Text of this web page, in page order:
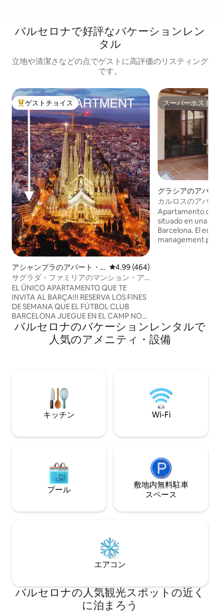
バルセロナで好評なバケーションレン
タル
立地や清潔さなどの点でゲストに高評価のリスティング
です。
大好評のゲストチョイスです。
ゲストチョイス
アシャンプラのアパート・
マンション
レビュー464件、5つ星中4.99つ
4.99 (464)
サグラダ・ファミリアのマンション・ア
パート 「コーナーフラット」、サ...
EL ÚNICO APARTAMENTO QUE TE
INVITA AL BARÇA!!! RESERVA LOS FINES
DE SEMANA QUE EL FÚTBOL CLUB
BARCELONA JUEGUE EN EL CAMP NOU
Y TE INVITAMOS AL PARTIDO DEL
"CAMPEONATO NACIONAL DE LIGA"
CON 4 LOCALIDADES JUNTAS.
APARTAMENTO ÚNICO, CON LAS
EXPERIENCIAS MÁS INCREÍBLES Y CON
LAS MEJORES CRÍTICAS DE LOS
HUÉSPEDES DE AIRB&B!!! LA VIVIENDA:
dormitorios con tres camas de
apartamento de 131m². El apartamento
ha sido diseñado con elementos que
conjugan ligereza y comodidad. Firmas
como ZANOTTA, LEMA, CASSINA,
BRACHT y diseñadores como JOAQUIM
integrados que se abren y proyectan, a
través de grandes ventanales, en la
cuadricula del Eixample. Una orientación
perfecta que le confiere unas vistas
de la plaza, le confieren a la vez una
privacidad absoluta sin tener que
renunciar a la luz y a la sensación de
スーパーホスト
スーパーホスト
グラシアのアパー
ション
カルロスのアパー
ムのアパートメン
Apartamento de
situado en una de
Barcelona. El
management por
impuesto
バルセロナのバケーションレンタルで
人気のアメニティ・設備
キッチン Wi-Fi
プール
敷地内無料駐⁠車
ス⁠ペ⁠ー⁠ス
エアコン
バルセロナの人気観光スポットの近く
に泊まろう